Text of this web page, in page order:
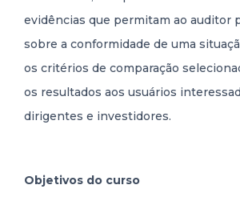
evidências que permitam ao auditor
sobre a conformidade de uma
os critérios de comparação
os resultados aos usuários
dirigentes e investidores.
Objetivos do curso